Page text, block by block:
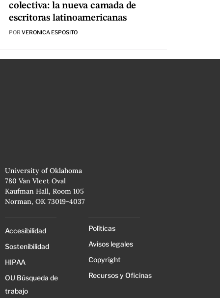
colectiva: la nueva camada de
escritoras latinoamericanas
POR VERONICA ESPOSITO
University of Oklahoma
780 Van Vleet Oval
Kaufman Hall, Room 105
Norman, OK 73019-4037
Accesibilidad
Sostenibilidad
HIPAA
OU Búsqueda de
trabajo
Políticas
Avisos legales
Copyright
Recursos y Oficinas